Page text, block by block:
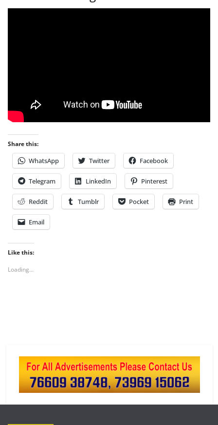
Share this:
WhatsApp Twitter Facebook
Telegram LinkedIn Pinterest
Reddit Tumblr Pocket Print
Email
Like this:
Loading...